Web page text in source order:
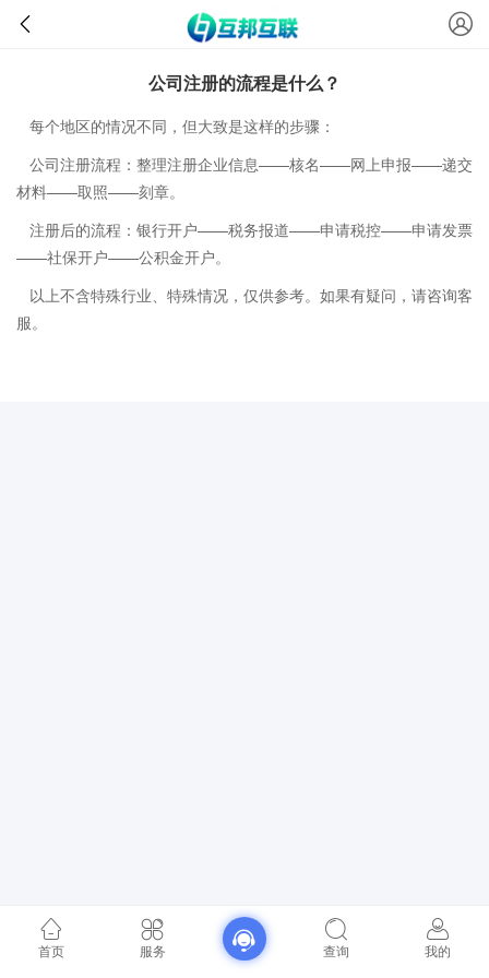
公司注册的流程是什么？
每个地区的情况不同，但大致是这样的步骤：
公司注册流程：整理注册企业信息——核名——网上申报——递交
材料——取照——刻章。
注册后的流程：银行开户——税务报道——申请税控——申请发票
——社保开户——公积金开户。
以上不含特殊行业、特殊情况，仅供参考。如果有疑问，请咨询客
服。
首页 服务 查询 我的